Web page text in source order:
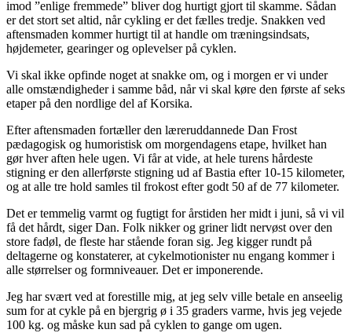
imod ”enlige fremmede” bliver dog hurtigt gjort til skamme. Sådan
er det stort set altid, når cykling er det fælles tredje. Snakken ved
aftensmaden kommer hurtigt til at handle om træningsindsats,
højdemeter, gearinger og oplevelser på cyklen.
Vi skal ikke opfinde noget at snakke om, og i morgen er vi under
alle omstændigheder i samme båd, når vi skal køre den første af seks
etaper på den nordlige del af Korsika.
Efter aftensmaden fortæller den læreruddannede Dan Frost
pædagogisk og humoristisk om morgendagens etape, hvilket han
gør hver aften hele ugen. Vi får at vide, at hele turens hårdeste
stigning er den allerførste stigning ud af Bastia efter 10-15 kilometer,
og at alle tre hold samles til frokost efter godt 50 af de 77 kilometer.
Det er temmelig varmt og fugtigt for årstiden her midt i juni, så vi vil
få det hårdt, siger Dan. Folk nikker og griner lidt nervøst over den
store fadøl, de fleste har stående foran sig. Jeg kigger rundt på
deltagerne og konstaterer, at cykelmotionister nu engang kommer i
alle størrelser og formniveauer. Det er imponerende.
Jeg har svært ved at forestille mig, at jeg selv ville betale en anseelig
sum for at cykle på en bjergrig ø i 35 graders varme, hvis jeg vejede
100 kg. og måske kun sad på cyklen to gange om ugen.